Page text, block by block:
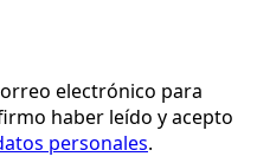
electrónico para
haber leído y acepto
personales.